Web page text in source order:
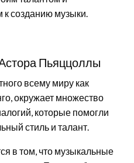
созданию музыки.
Пьяццоллы
всему миру как
окружает множество
которые помогли
стиль и талант.
в том, что музыкальные